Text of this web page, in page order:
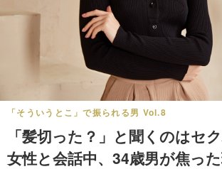
「そういうとこ」で振られる男 Vol.8
「髪切った？」と聞くのはセ
女性と会話中、34歳男が焦っ